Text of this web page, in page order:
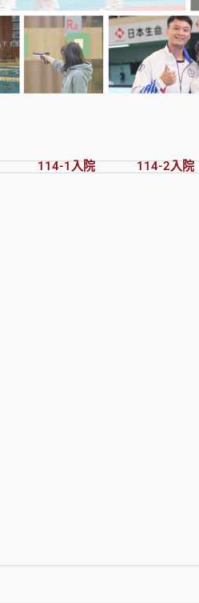
114-1入院 114-2入院